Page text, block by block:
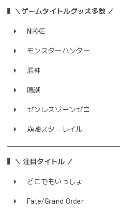
＼ゲームタイトルグッズ多数 ／
NIKKE
モンスターハンター
原神
鳴潮
ゼンレスゾーンゼロ
崩壊スターレイル
＼ 注目タイトル ／
どこでもいっしょ
Fate/Grand Order